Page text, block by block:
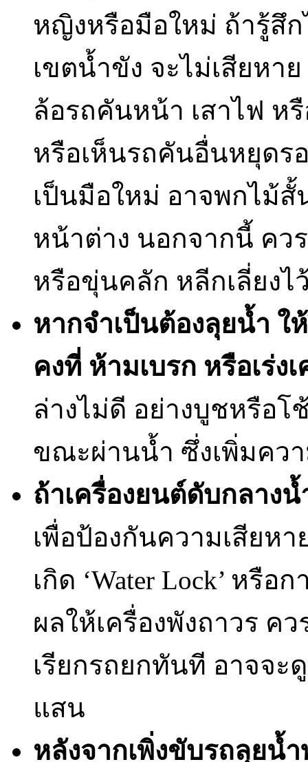
หญิงหรือมือใหม่ ถ้ารู้สึ
เขตน้ำขัง จะไม่เสียหา
ล้อรถคันหน้า เสาไฟ ห
หรือเห็นรถคันอื่นหยุดร
เป็นมือใหม่ อาจพกไม้สั้
หน้าต่าง นอกจากนี้ คว
หรือขุ่นคลัก หลีกเลี่ยง
หากจำเป็นต้องลุยน้ำ ใ
คงที่ ห้ามเบรก หรือเร่ง
ล่างไม่ดี อย่างบูชหรือโ
ขณะผ่านน้ำ ซึ่งเพิ่มควา
ถ้าเครื่องยนต์ดับกลางน้
เพื่อป้องกันความเสียห
เกิด ‘Water Lock’ หรื
ผลให้เครื่องพังถาวร ค
เรียกรถยกทันที อาจจ
แสน
หลังจากเพิ่งขับรถลุยน้